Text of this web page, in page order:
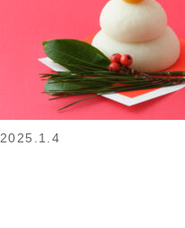
2025.1.4